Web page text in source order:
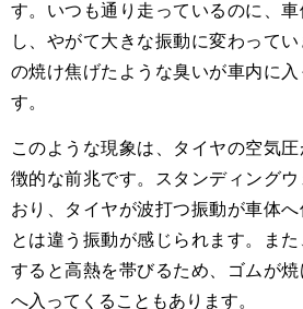
す。いつも通り走っているのに、
し、やがて大きな振動に変わって
の焼け焦げたような臭いが車内に
す。
このような現象は、タイヤの空気
徴的な前兆です。スタンディング
おり、タイヤが波打つ振動が車体
とは違う振動が感じられます。ま
すると高熱を帯びるため、ゴムが
へ入ってくることもあります。